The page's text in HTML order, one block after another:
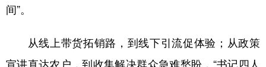
间”。
从线上带货拓销路，到线下引流促体验；从政策
宣讲直达农户，到收集解决群众急难愁盼，“书记四人